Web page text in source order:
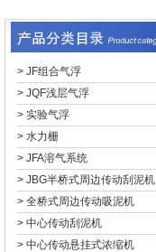
> JF组合气浮
> JQF浅层气浮
> 实验气浮
> 水力栅
> JFA溶气系统
> JBG半桥式周边传动刮泥机
> 全桥式周边传动吸泥机
> 中心传动刮泥机
> 中心传动悬挂式浓缩机